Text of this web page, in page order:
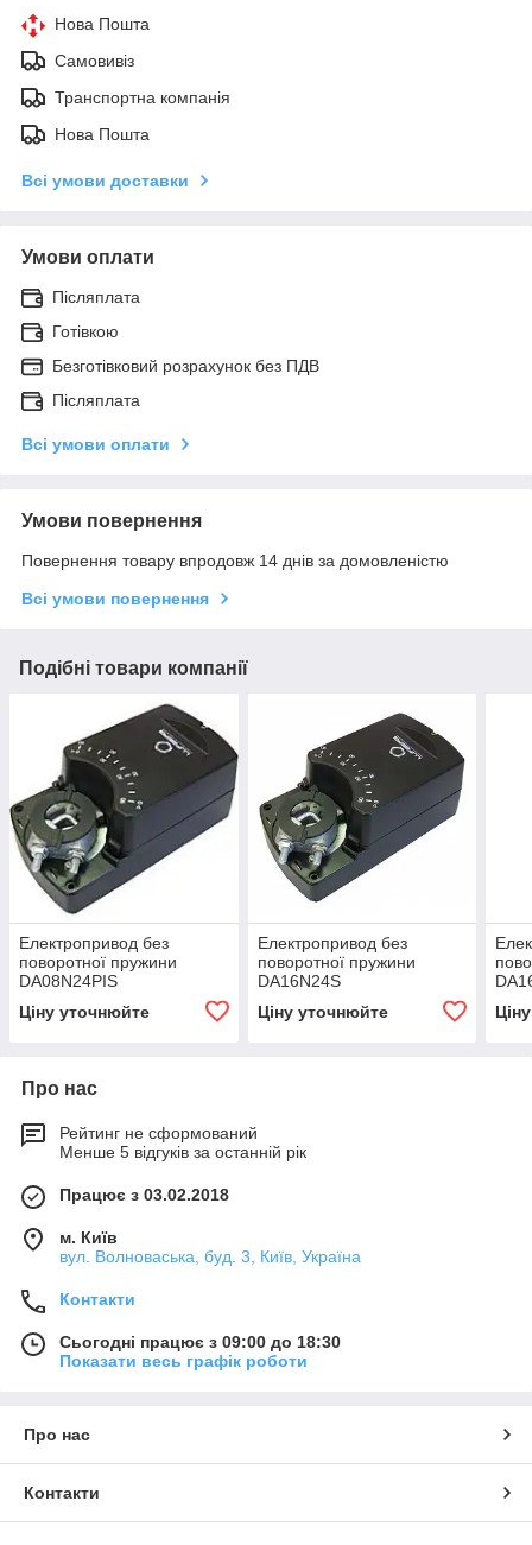
Нова Пошта
Самовивіз
Транспортна компанія
Нова Пошта
Всі умови доставки
Умови оплати
Післяплата
Готівкою
Безготівковий розрахунок без ПДВ
Післяплата
Всі умови оплати
Умови повернення
Повернення товару впродовж 14 днів за домовленістю
Всі умови повернення
Подібні товари компанії
Електропривод без
поворотної пружини
DA08N24PIS
Ціну уточнюйте
Електропривод без
поворотної пружини
DA16N24S
Ціну уточнюйте
Про нас
Рейтинг не сформований
Менше 5 відгуків за останній рік
Працює з 03.02.2018
м. Київ
вул. Волноваська, буд. 3, Київ, Україна
Контакти
Сьогодні працює з 09:00 до 18:30
Показати весь графік роботи
Про нас
Контакти